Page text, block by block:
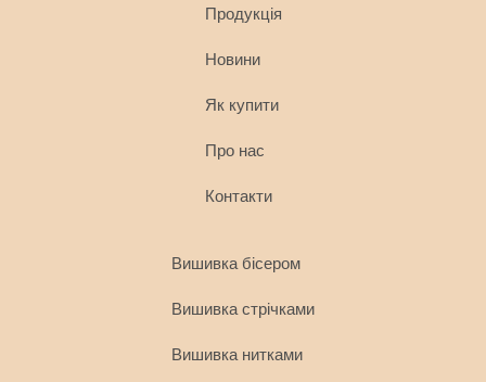
Продукція
Новини
Як купити
Про нас
Контакти
Вишивка бісером
Вишивка стрічками
Вишивка нитками